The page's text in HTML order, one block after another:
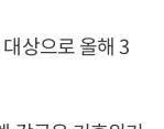
상으로 올해 3